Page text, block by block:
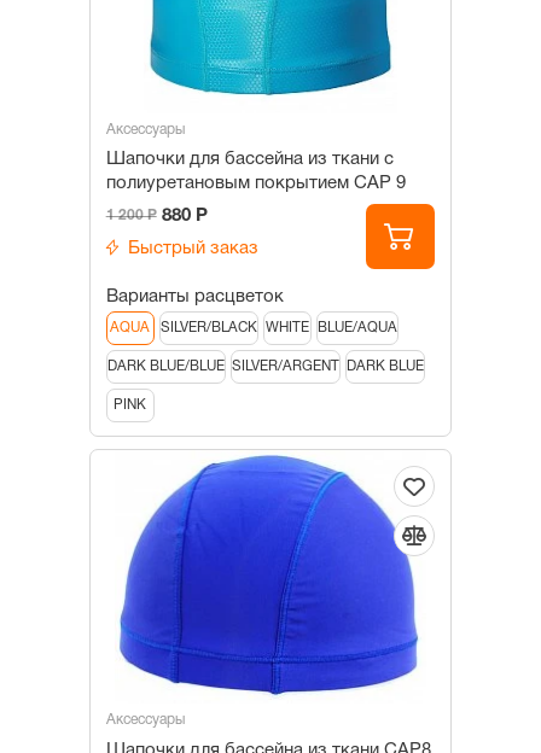
Аксессуары
Шапочки для бассейна из ткани c
полиуретановым покрытием САР 9
1 200 Р 880 Р
Быстрый заказ
Варианты расцветок
AQUA SILVER/BLACK WHITE BLUE/AQUA
DARK BLUE/BLUE SILVER/ARGENT DARK BLUE
PINK
Аксессуары